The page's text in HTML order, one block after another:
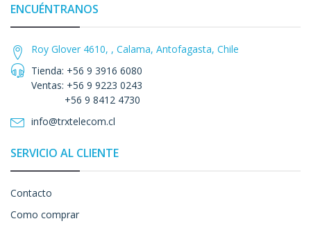
ENCUÉNTRANOS
Roy Glover 4610, , Calama, Antofagasta, Chile
Tienda: +56 9 3916 6080
Ventas: +56 9 9223 0243
+56 9 8412 4730
info@trxtelecom.cl
SERVICIO AL CLIENTE
Contacto
Como comprar